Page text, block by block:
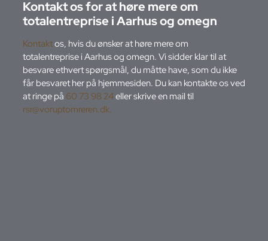
Kontakt os for at høre mere om
totalentreprise i Aarhus og omegn
Kontaktos, hvis du ønsker at høre mere om
totalentreprise i Aarhus og omegn. Vi sidder klar til at
besvare ethvert spørgsmål, du måtte have, som du ikke
får besvaret her på hjemmesiden. Du kan kontakte os ved
at ringe på 60 73 98 24eller skrive en mail til
rsr@voruptomreren.dk.